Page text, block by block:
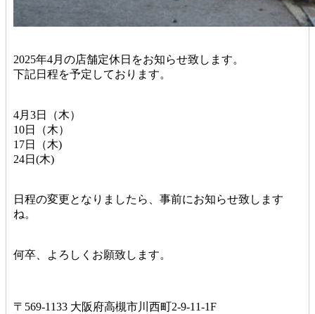
2025年4月の店舗定休日をお知らせ致します。
下記日程を予定しております。
4月3日（木）
10日（木）
17日（木)
24日(木)
日程の変更となりましたら、事前にお知らせ致します
ね。
何卒、よろしくお願致します。
〒569-1133 大阪府高槻市川西町2-9-11-1F